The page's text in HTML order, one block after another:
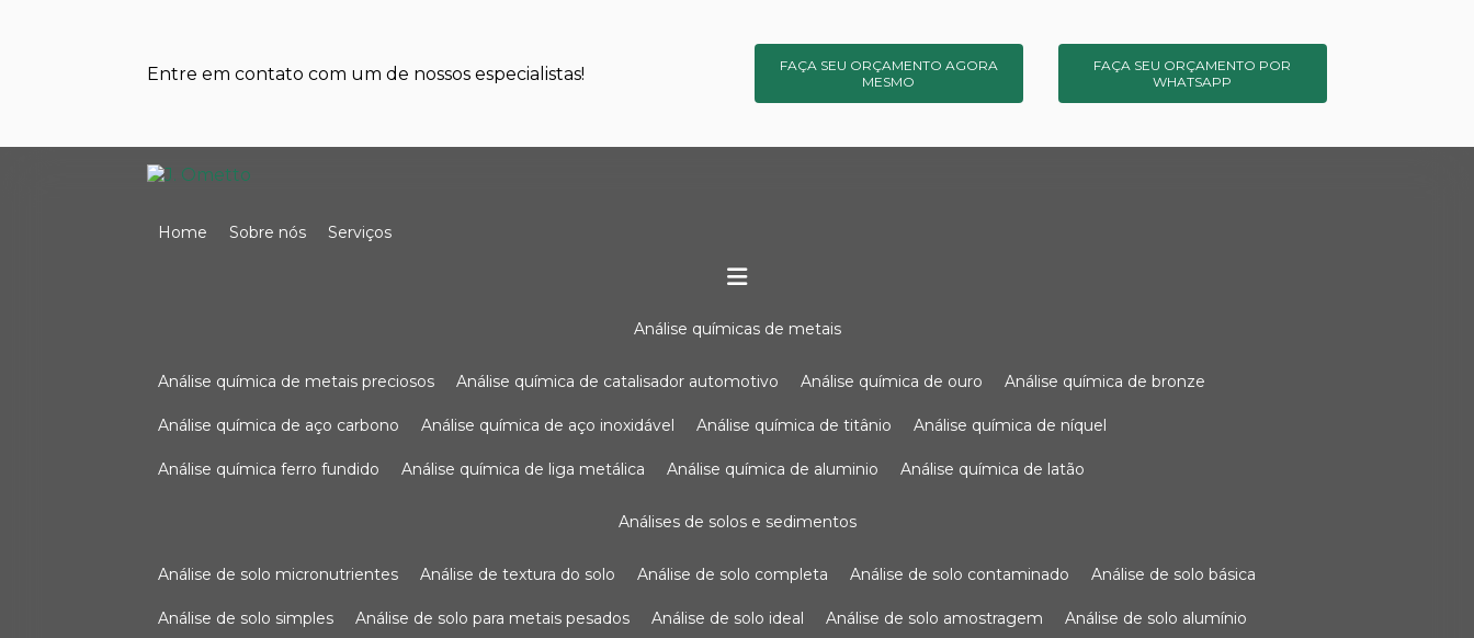
Entre em contato com um de nossos especialistas!
FAÇA SEU ORÇAMENTO AGORA
MESMO
FAÇA SEU ORÇAMENTO POR
WHATSAPP
Home Sobre nós Serviços
análise químicas de metais
análise química de metais preciosos análise química de catalisador automotivo análise química de ouro análise química de bronze
análise química de aço carbono análise química de aço inoxidável análise química de titânio análise química de níquel
análise química ferro fundido análise química de liga metálica análise química de aluminio análise química de latão
análises de solos e sedimentos
análise de solo micronutrientes análise de textura do solo análise de solo completa análise de solo contaminado análise de solo básica
análise de solo simples análise de solo para metais pesados análise de solo ideal análise de solo amostragem análise de solo alumínio